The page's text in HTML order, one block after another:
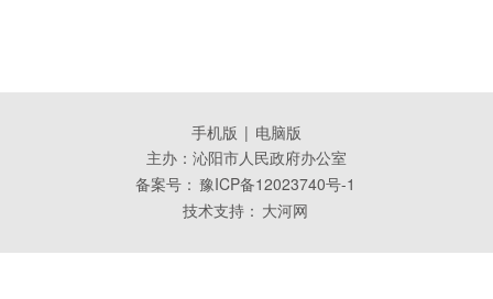
手机版 | 电脑版
主办：沁阳市人民政府办公室
备案号： 豫ICP备12023740号-1
技术支持： 大河网